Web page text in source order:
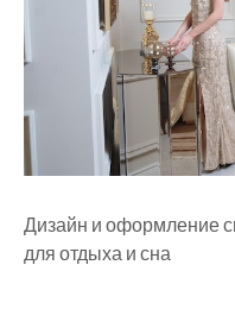
Дизайн и оформление
для отдыха и сна